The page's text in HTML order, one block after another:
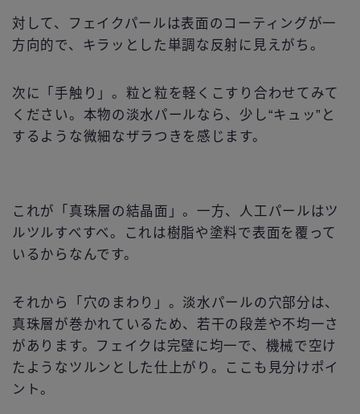
対して、フェイクパールは表面のコーティングが一
方向的で、キラッとした単調な反射に見えがち。
次に「手触り」。粒と粒を軽くこすり合わせてみて
ください。本物の淡水パールなら、少し“キュッ”と
するような微細なザラつきを感じます。
これが「真珠層の結晶面」。一方、人工パールはツ
ルツルすべすべ。これは樹脂や塗料で表面を覆って
いるからなんです。
それから「穴のまわり」。淡水パールの穴部分は、
真珠層が巻かれているため、若干の段差や不均一さ
があります。フェイクは完璧に均一で、機械で空け
たようなツルンとした仕上がり。ここも見分けポイ
ント。